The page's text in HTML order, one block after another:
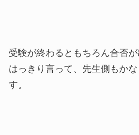
受験が終わるともちろん合否が
はっきり言って、先生側もか
す。